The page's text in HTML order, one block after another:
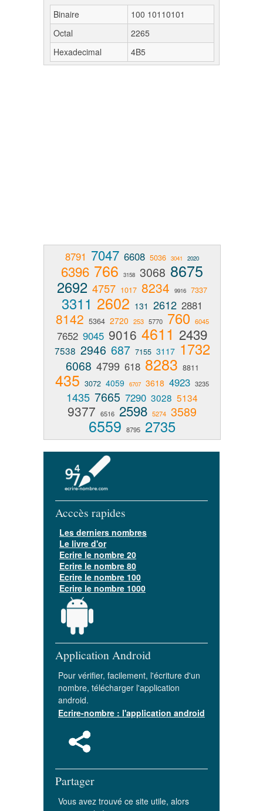
Binaire
100 10110101
Octal
2265
Hexadecimal
4B5
8791 7047 6608 5036 3041 2020
6396 766 3158 3068 8675
2692 4757 1017 8234 9916 7337
3311 2602 131 2612 2881
8142 5364 2720 253 5770 760 6045
7652 9045 9016 4611 2439
7538 2946 687 7155 3117 1732
6068 4799 618 8283 8811
435 3072 4059 6707 3618 4923 3235
1435 7665 7290 3028 5134
9377 6516 2598 5274 3589
6559 8795 2735
Acccès rapides
Les derniers nombres
Le livre d'or
Ecrire le nombre 20
Ecrire le nombre 80
Ecrire le nombre 100
Ecrire le nombre 1000
Application Android
Pour vérifier, facilement, l'écriture d'un
nombre, télécharger l'application
android.
Ecrire-nombre : l'application android
Partager
Vous avez trouvé ce site utile, alors